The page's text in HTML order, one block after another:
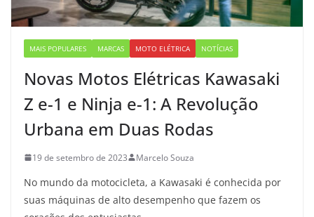
MAIS POPULARES MARCAS MOTO ELÉTRICA NOTÍCIAS
Novas Motos Elétricas Kawasaki
Z e-1 e Ninja e-1: A Revolução
Urbana em Duas Rodas
19 de setembro de 2023 Marcelo Souza
No mundo da motocicleta, a Kawasaki é conhecida por
suas máquinas de alto desempenho que fazem os